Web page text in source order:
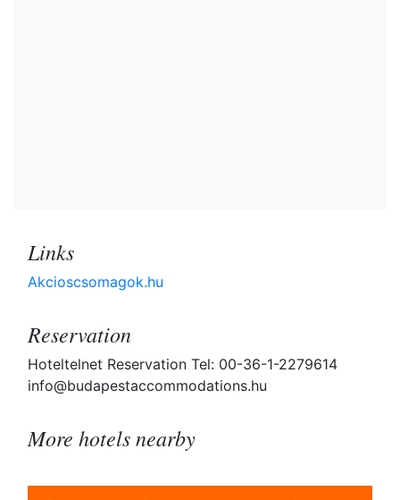
Links
Akcioscsomagok.hu
Reservation
Hoteltelnet Reservation Tel: 00-36-1-2279614
info@budapestaccommodations.hu
More hotels nearby